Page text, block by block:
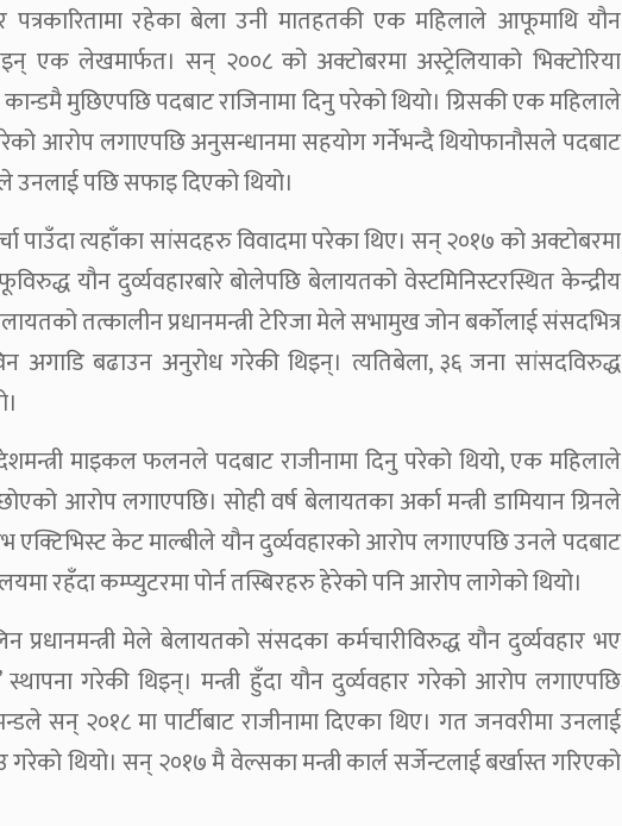
रहेका बेला उनी मातहतकी एक महिलाले आफूमाथि यौन
एक लेखमार्फत। सन् २००८ को अक्टोबरमा अस्ट्रेलियाको भिक्टोरिया
कान्डमै मुछिएपछि पदबाट राजिनामा दिनु परेको थियो। ग्रिसकी एक महिलाले
आरोप लगाएपछि अनुसन्धानमा सहयोग गर्नेभन्दै थियोफानौसले पदबाट
उनलाई पछि सफाइ दिएको थियो।
पाउँदा त्यहाँका सांसदहरु विवादमा परेका थिए। सन् २०१७ को अक्टोबरमा
यौन दुर्व्यवहारबारे बोलेपछि बेलायतको वेस्टमिनिस्टरस्थित केन्द्रीय
तत्कालीन प्रधानमन्त्री टेरिजा मेले सभामुख जोन बर्कोलाई संसदभित्र
अगाडि बढाउन अनुरोध गरेकी थिइन्। त्यतिबेला, ३६ जना सांसदविरुद्ध
माइकल फलनले पदबाट राजीनामा दिनु परेको थियो, एक महिलाले
आरोप लगाएपछि। सोही वर्ष बेलायतका अर्का मन्त्री डामियान ग्रिनले
एक्टिभिस्ट केट माल्बीले यौन दुर्व्यवहारको आरोप लगाएपछि उनले पदबाट
रहँदा कम्प्युटरमा पोर्न तस्बिरहरु हेरेको पनि आरोप लागेको थियो।
मेले बेलायतको संसदका कर्मचारीविरुद्ध यौन दुर्व्यवहार भए
गरेकी थिइन्। मन्त्री हुँदा यौन दुर्व्यवहार गरेको आरोप लगाएपछि
सन् २०१८ मा पार्टीबाट राजीनामा दिएका थिए। गत जनवरीमा उनलाई
गरेको थियो। सन् २०१७ मै वेल्सका मन्त्री कार्ल सर्जेन्टलाई बर्खास्त गरिएको